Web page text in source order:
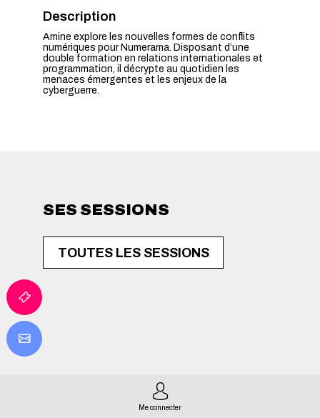
Description
Amine explore les nouvelles formes de conflits
numériques pour Numerama. Disposant d’une
double formation en relations internationales et
programmation, il décrypte au quotidien les
menaces émergentes et les enjeux de la
cyberguerre.
SES SESSIONS
TOUTES LES SESSIONS
Me connecter